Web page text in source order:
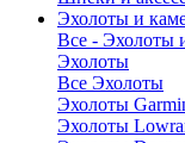
Эхолоты и
Все - Эхолоты
Эхолоты
Все Эхолоты
Эхолоты
Эхолоты